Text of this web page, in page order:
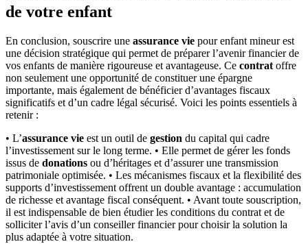
de votre enfant
En conclusion, souscrire une assurance vie pour enfant mineur est
une décision stratégique qui permet de préparer l’avenir financier de
vos enfants de manière rigoureuse et avantageuse. Ce contrat offre
non seulement une opportunité de constituer une épargne
importante, mais également de bénéficier d’avantages fiscaux
significatifs et d’un cadre légal sécurisé. Voici les points essentiels à
retenir :
• L’assurance vie est un outil de gestion du capital qui cadre
l’investissement sur le long terme. • Elle permet de gérer les fonds
issus de donations ou d’héritages et d’assurer une transmission
patrimoniale optimisée. • Les mécanismes fiscaux et la flexibilité des
supports d’investissement offrent un double avantage : accumulation
de richesse et avantage fiscal conséquent. • Avant toute souscription,
il est indispensable de bien étudier les conditions du contrat et de
solliciter l’avis d’un conseiller financier pour choisir la solution la
plus adaptée à votre situation.